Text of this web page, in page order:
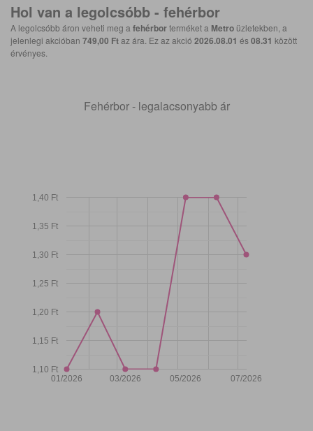
Hol van a legolcsóbb - fehérbor
A legolcsóbb áron veheti meg a fehérborterméket a Metro üzletekben, a
jelenlegi akcióban 749,00 Ftaz ára. Ez az akció 2026.08.01 és08.31 között
érvényes.
Fehérbor - legalacsonyabb ár
01/2026 03/2026 05/2026 07/2026
1,10 Ft
1,15 Ft
1,20 Ft
1,25 Ft
1,30 Ft
1,35 Ft
1,40 Ft